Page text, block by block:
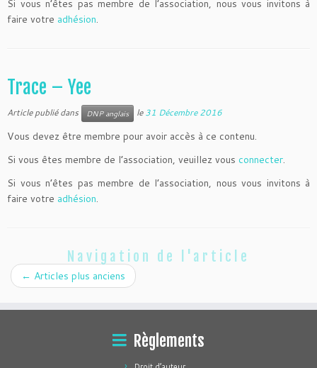
Si vous n’êtes pas membre de l’association, nous vous invitons à
faire votre adhésion.
Trace – Yee
Article publié dans DNP anglais le31 Décembre 2016
Vous devez être membre pour avoir accès à ce contenu.
Si vous êtes membre de l’association, veuillez vous connecter.
Si vous n’êtes pas membre de l’association, nous vous invitons à
faire votre adhésion.
Navigation de l'article
← Articles plus anciens
Règlements